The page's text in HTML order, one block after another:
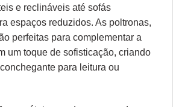
e reclináveis até sofás
espaços reduzidos. As poltronas,
perfeitas para complementar a
um toque de sofisticação, criando
para leitura ou